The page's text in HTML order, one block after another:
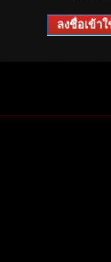
ลงชื่อเข้าใ